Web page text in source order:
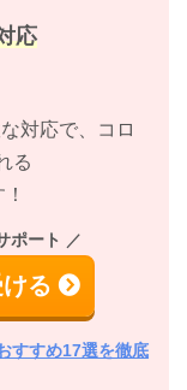
応
対応で、コロ
る
ポート
る
すすめ17選を徹底